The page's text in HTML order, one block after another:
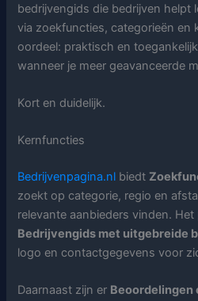
bedrijvengids die bedrijven helpt
via zoekfuncties, categorieën en
oordeel: praktisch en
wanneer je meer geavanceerde
Kort en duidelijk.
Kernfuncties
Bedrijvenpagina.nl biedt
zoekt op categorie, regio en
relevante aanbieders vinden.
Bedrijvengids met uitgebreide
logo en contactgegevens voor
Daarnaast zijn er Beoordelingen